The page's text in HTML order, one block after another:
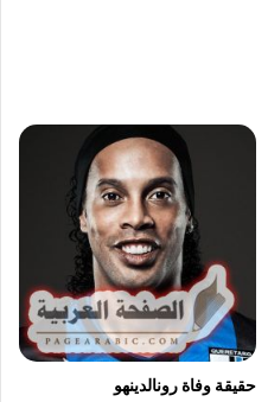
حقيقة وفاة رونالدينهو